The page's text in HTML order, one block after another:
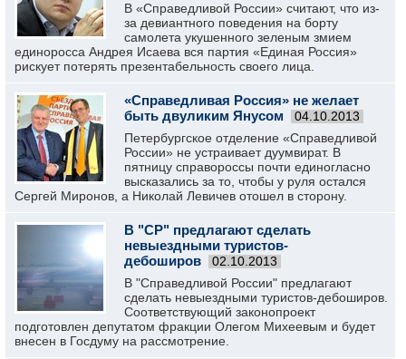
В «Справедливой России» считают, что из-
за девиантного поведения на борту
самолета укушенного зеленым змием
единоросса Андрея Исаева вся партия «Единая Россия»
рискует потерять презентабельность своего лица.
«Справедливая Россия» не желает
быть двуликим Янусом
04.10.2013
Петербургское отделение «Справедливой
России» не устраивает дуумвират. В
пятницу справороссы почти единогласно
высказались за то, чтобы у руля остался
Сергей Миронов, а Николай Левичев отошел в сторону.
В "СР" предлагают сделать
невыездными туристов-
дебоширов
02.10.2013
В "Справедливой России" предлагают
сделать невыездными туристов-дебоширов.
Соответствующий законопроект
подготовлен депутатом фракции Олегом Михеевым и будет
внесен в Госдуму на рассмотрение.